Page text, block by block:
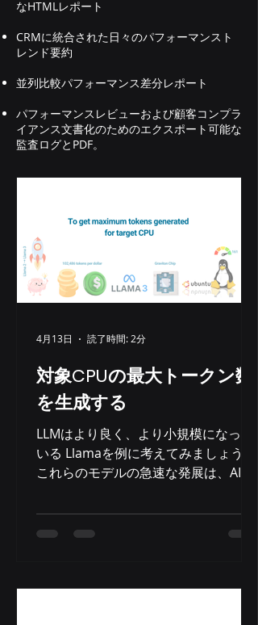
インストール オプション: git と
python を使用してオリジナルの
Facebook DLRM (PyTorch) をインス
DLRM をインストールする NVIDIA
DLRMをインストールする Docker に
DLRM をインストールする (CPU のみ
または
なHTMLレポート
CRMに統合された日々のパフォーマンスト
レンド要約
並列比較パフォーマンス差分レポート
パフォーマンスレビューおよび顧客コンプラ
イアンス文書化のためのエクスポート可能な
監査ログとPDF。
対象CPUの最大トークン数
を生成する
LLMはより良く、より小規模になって
いる Llamaを例に考えてみましょう。
これらのモデルの急速な発展は、AIに
とパフォーマンスの優先を示していま
す。 Llama 2 70Bが2023年8月に発売
巨大なサイズのために、NVIDIA H100
4月13日 読了時間: 2分